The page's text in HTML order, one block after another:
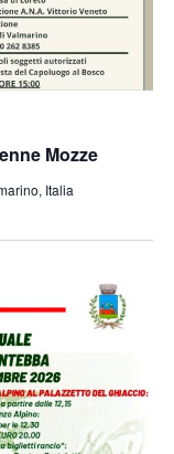
Mozze
Italia